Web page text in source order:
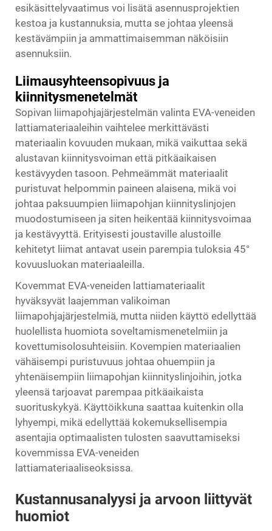
esikäsittelyvaatimus voi lisätä asennusprojektien
kestoa ja kustannuksia, mutta se johtaa yleensä
kestävämpiin ja ammattimaisemman näköisiin
asennuksiin.
Liimausyhteensopivuus ja
kiinnitysmenetelmät
Sopivan liimapohjajärjestelmän valinta EVA-veneiden
lattiamateriaaleihin vaihtelee merkittävästi
materiaalin kovuuden mukaan, mikä vaikuttaa sekä
alustavan kiinnitysvoiman että pitkäaikaisen
kestävyyden tasoon. Pehmeämmät materiaalit
puristuvat helpommin paineen alaisena, mikä voi
johtaa paksuumpien liimapohjan kiinnityslinjojen
muodostumiseen ja siten heikentää kiinnitysvoimaa
ja kestävyyttä. Erityisesti joustaville alustoille
kehitetyt liimat antavat usein parempia tuloksia 45°
kovuusluokan materiaaleilla.
Kovemmat EVA-veneiden lattiamateriaalit
hyväksyvät laajemman valikoiman
liimapohjajärjestelmiä, mutta niiden käyttö edellyttää
huolellista huomiota soveltamismenetelmiin ja
kovettumisolosuhteisiin. Kovempien materiaalien
vähäisempi puristuvuus johtaa ohuempiin ja
yhtenäisempiin liimapohjan kiinnityslinjoihin, jotka
yleensä tarjoavat parempaa pitkäaikaista
suorituskykyä. Käyttöikkuna saattaa kuitenkin olla
lyhyempi, mikä edellyttää kokemuksellisempia
asentajia optimaalisten tulosten saavuttamiseksi
kovemmissa EVA-veneiden
lattiamateriaaliseoksissa.
Kustannusanalyysi ja arvoon liittyvät
huomiot